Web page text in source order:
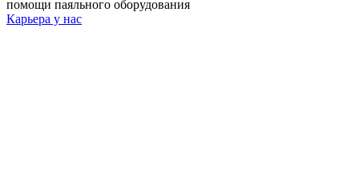
помощи паяльного оборудования
Карьера у нас